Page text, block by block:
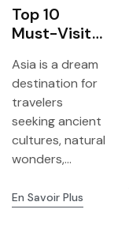
Top 10
Must-Visit
Countries
Asia is a dream
destination for
travelers
seeking ancient
cultures, natural
wonders,...
En Savoir Plus